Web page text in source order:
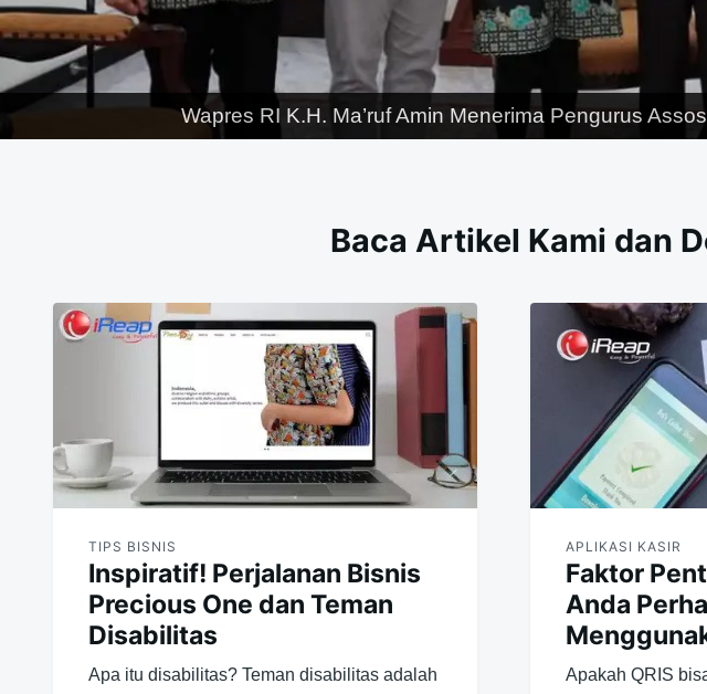
Wapres RI K.H. Ma’ruf Amin Menerima Pengurus
Baca Artikel Kami dan
TIPS BISNIS
Inspiratif! Perjalanan Bisnis
Precious One dan Teman
Disabilitas
Apa itu disabilitas? Teman disabilitas adalah
APLIKASI KASIR
Faktor
Anda
Apakah QRIS